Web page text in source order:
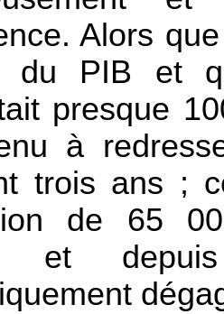
Alors
PIB et
presque
à
trois ans ;
de 65
et